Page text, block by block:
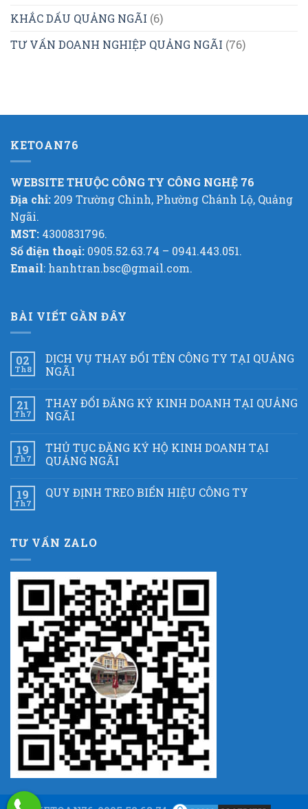
KHẮC DẤU QUẢNG NGÃI (6)
TƯ VẤN DOANH NGHIỆP QUẢNG NGÃI (76)
KETOAN76
WEBSITE THUỘC CÔNG TY CÔNG NGHỆ 76
Địa chỉ: 209 Trường Chinh, Phường Chánh Lộ, Quảng
Ngãi.
MST: 4300831796.
Số điện thoại: 0905.52.63.74 – 0941.443.051.
Email: hanhtran.bsc@gmail.com.
BÀI VIẾT GẦN ĐÂY
02
Th8
DỊCH VỤ THAY ĐỔI TÊN CÔNG TY TẠI QUẢNG
NGÃI
21
Th7
THAY ĐỔI ĐĂNG KÝ KINH DOANH TẠI QUẢNG
NGÃI
19
Th7
THỦ TỤC ĐĂNG KÝ HỘ KINH DOANH TẠI
QUẢNG NGÃI
19
Th7
QUY ĐỊNH TREO BIỂN HIỆU CÔNG TY
TƯ VẤN ZALO